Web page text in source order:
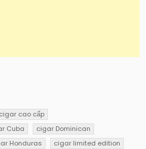
cigar cao cấp
Cuba
cigar Dominican
Honduras
cigar limited edition